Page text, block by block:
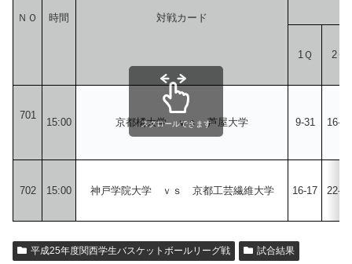
ＮＯ 時間 対戦カード
1Ｑ 2Ｑ
701
15:00 京都橘大学 ｖｓ 芦屋大学 9-31 16-21
702 15:00 神戸学院大学 ｖｓ 京都工芸繊維大学 16-17 22-13
スクロールできます
平成25年度関西学生バスケットボールリーグ戦 試合結果